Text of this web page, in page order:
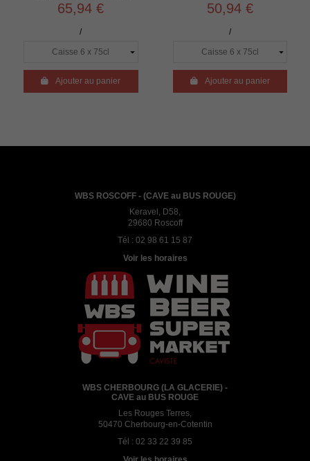
65,94 €
/
Ajouter au panier
50,94 €
/
Ajouter au panier
WBS ROSCOFF - (CAVE au BUS ROUGE)
Keravel, D58,
29680 Roscoff
Tél : 02 98 61 15 87
Voir les horaires
WBS CHERBOURG (LA GLACERIE) -
CAVE au BUS ROUGE
Les Rouges Terres,
50470 Cherbourg-en-Cotentin
Tél : 02 33 22 39 85